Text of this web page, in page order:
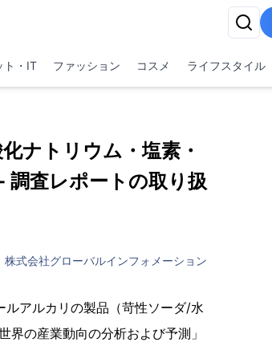
ト・IT ファッション コスメ ライフスタイル
ナトリウム・塩素・
調査レポートの取り扱
株式会社グローバルインフォメーション
アルカリの製品（苛性ソーダ/水
の産業動向の分析および予測」